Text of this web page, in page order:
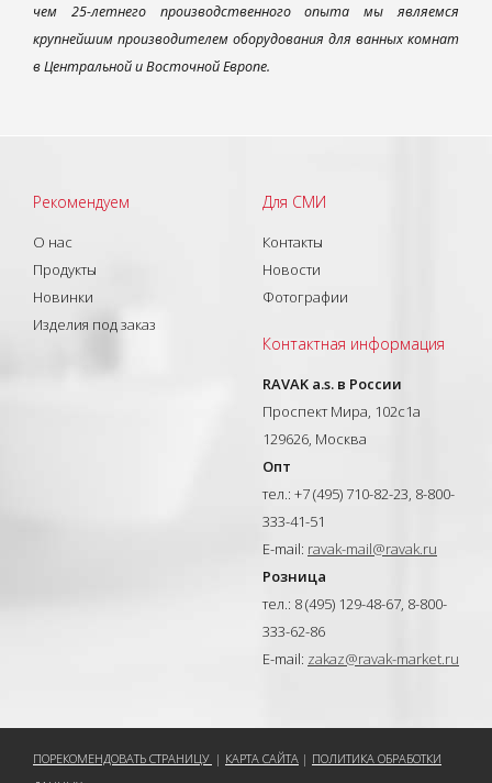
чем 25-летнего производственного опыта мы являемся
крупнейшим производителем оборудования для ванных комнат
в Центральной и Восточной Европе.
Рекомендуем
О нас
Продукты
Новинки
Изделия под заказ
Для СМИ
Контакты
Новости
Фотографии
Контактная информация
RAVAK a.s. в России
Проспект Мира, 102с1а
129626, Москва
Опт
тел.: +7 (495) 710-82-23, 8-800-
333-41-51
E-mail: ravak-mail@ravak.ru
Розница
тел.: 8 (495) 129-48-67, 8-800-
333-62-86
E-mail: zakaz@ravak-market.ru
ПОРЕКОМЕНДОВАТЬ СТРАНИЦУ | КАРТА САЙТА | ПОЛИТИКА ОБРАБОТКИ